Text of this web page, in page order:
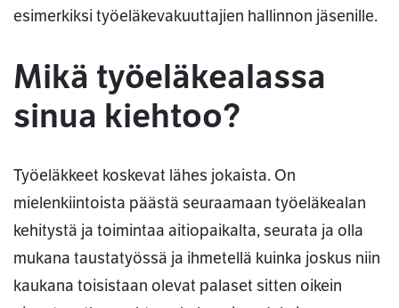
esimerkiksi työeläkevakuuttajien hallinnon jäsenille.
Mikä työeläkealassa
sinua kiehtoo?
Työeläkkeet koskevat lähes jokaista. On
mielenkiintoista päästä seuraamaan työeläkealan
kehitystä ja toimintaa aitiopaikalta, seurata ja olla
mukana taustatyössä ja ihmetellä kuinka joskus niin
kaukana toisistaan olevat palaset sitten oikein